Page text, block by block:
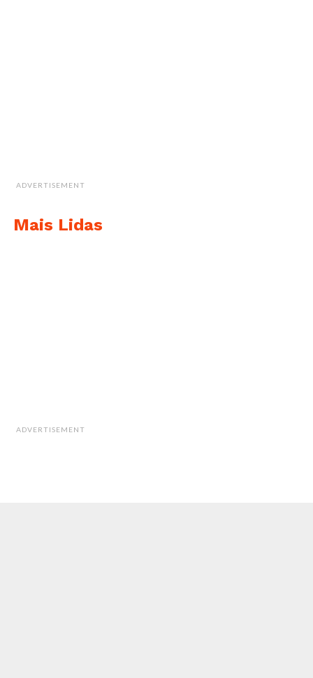
ADVERTISEMENT
Mais Lidas
ADVERTISEMENT